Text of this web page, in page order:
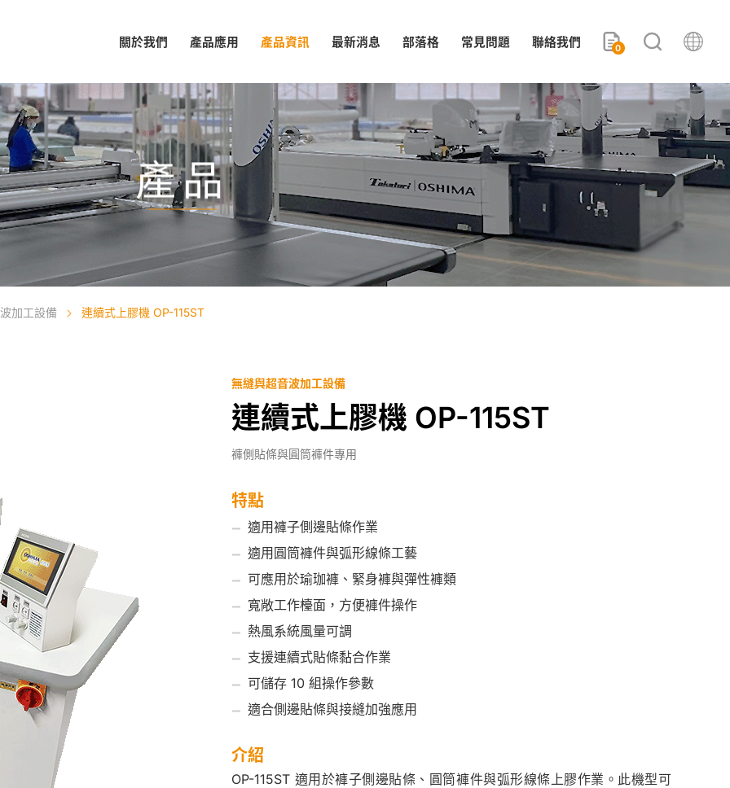
關於我們 產品應用 產品資訊 最新消息 部落格 常見問題 聯絡我們 0
產品
加工設備 連續式上膠機 OP-115ST
無縫與超音波加工設備
連續式上膠機 OP-115ST
褲側貼條與圓筒褲件專用
特點
適用褲子側邊貼條作業
適用圓筒褲件與弧形線條工藝
可應用於瑜珈褲、緊身褲與彈性褲類
寬敞工作檯面，方便褲件操作
熱風系統風量可調
支援連續式貼條黏合作業
可儲存 10 組操作參數
適合側邊貼條與接縫加強應用
介紹
OP-115ST 適用於褲子側邊貼條、圓筒褲件與弧形線條上膠作業。此機型可